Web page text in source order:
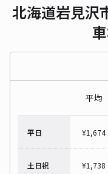
北海道岩見沢
平均
平日 ¥1,674
土日祝 ¥1,738